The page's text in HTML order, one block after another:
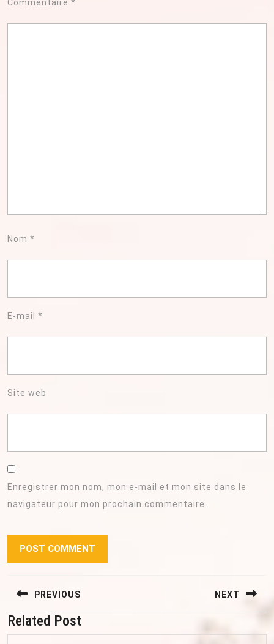
Commentaire *
Nom *
E-mail *
Site web
Enregistrer mon nom, mon e-mail et mon site dans le
navigateur pour mon prochain commentaire.
de
l’article
PREVIOUS
Previous
post:
NEXT
post:
Related Post